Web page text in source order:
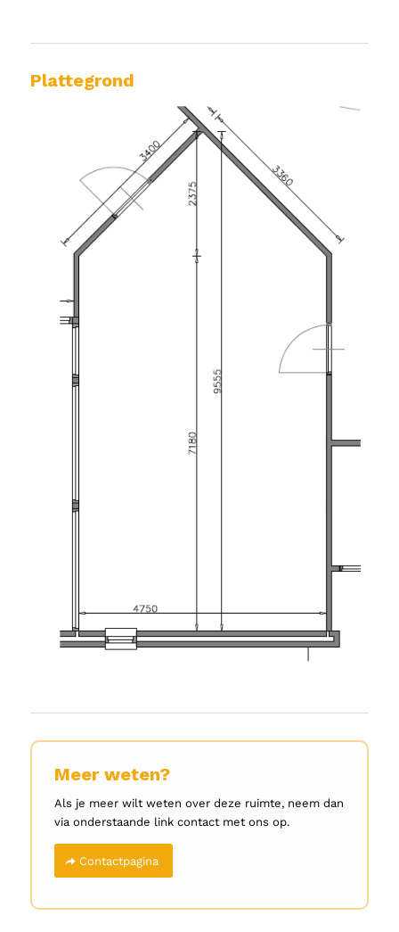
Plattegrond
Meer weten?
Als je meer wilt weten over deze ruimte, neem dan
via onderstaande link contact met ons op.
Contactpagina